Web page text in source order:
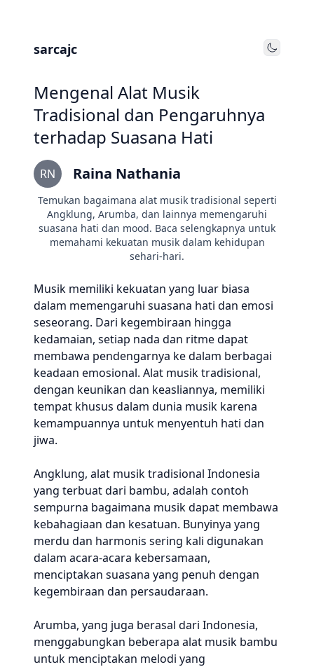
sarcajc Toggle
Mengenal Alat Musik
Tradisional dan Pengaruhnya
terhadap Suasana Hati
RN Raina Nathania
Temukan bagaimana alat musik tradisional seperti
Angklung, Arumba, dan lainnya memengaruhi
suasana hati dan mood. Baca selengkapnya untuk
memahami kekuatan musik dalam kehidupan
sehari-hari.
Musik memiliki kekuatan yang luar biasa
dalam memengaruhi suasana hati dan emosi
seseorang. Dari kegembiraan hingga
kedamaian, setiap nada dan ritme dapat
membawa pendengarnya ke dalam berbagai
keadaan emosional. Alat musik tradisional,
dengan keunikan dan keasliannya, memiliki
tempat khusus dalam dunia musik karena
kemampuannya untuk menyentuh hati dan
jiwa.
Angklung, alat musik tradisional Indonesia
yang terbuat dari bambu, adalah contoh
sempurna bagaimana musik dapat membawa
kebahagiaan dan kesatuan. Bunyinya yang
merdu dan harmonis sering kali digunakan
dalam acara-acara kebersamaan,
menciptakan suasana yang penuh dengan
kegembiraan dan persaudaraan.
Arumba, yang juga berasal dari Indonesia,
menggabungkan beberapa alat musik bambu
untuk menciptakan melodi yang